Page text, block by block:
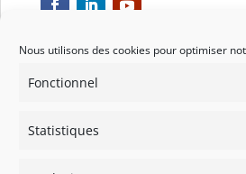
Nous utilisons des cookies pour optimiser
Fonctionnel
Statistiques
Respect
Engagement